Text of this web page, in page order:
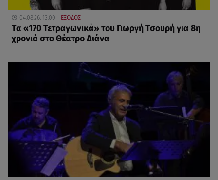
04.08.26, 13:00 ΕΞΟΔΟΣ
Τα «170 Τετραγωνικά» του Γιωργή Τσουρή για 8η
χρονιά στο Θέατρο Διάνα